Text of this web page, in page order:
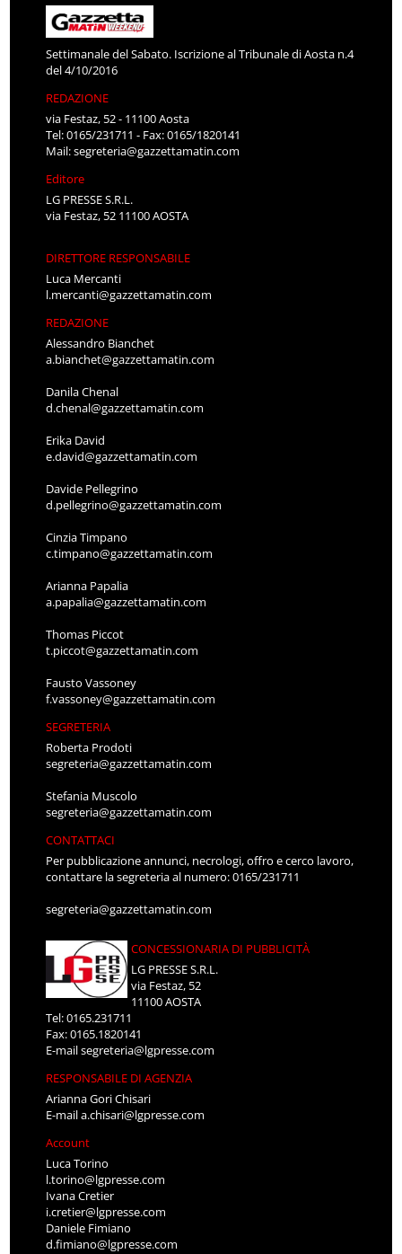
Settimanale del Sabato. Iscrizione al Tribunale di Aosta n.4
del 4/10/2016
REDAZIONE
via Festaz, 52 - 11100 Aosta
Tel: 0165/231711 - Fax: 0165/1820141
Mail:segreteria@gazzettamatin.com
Editore
LG PRESSE S.R.L.
via Festaz, 52 11100 AOSTA
DIRETTORE RESPONSABILE
Luca Mercanti
l.mercanti@gazzettamatin.com
REDAZIONE
Alessandro Bianchet
a.bianchet@gazzettamatin.com
Danila Chenal
d.chenal@gazzettamatin.com
Erika David
e.david@gazzettamatin.com
Davide Pellegrino
d.pellegrino@gazzettamatin.com
Cinzia Timpano
c.timpano@gazzettamatin.com
Arianna Papalia
a.papalia@gazzettamatin.com
Thomas Piccot
t.piccot@gazzettamatin.com
Fausto Vassoney
f.vassoney@gazzettamatin.com
SEGRETERIA
Roberta Prodoti
segreteria@gazzettamatin.com
Stefania Muscolo
segreteria@gazzettamatin.com
CONTATTACI
Per pubblicazione annunci, necrologi, offro e cerco lavoro,
contattare la segreteria al numero: 0165/231711
segreteria@gazzettamatin.com
CONCESSIONARIA DI PUBBLICITÀ
LG PRESSE S.R.L.
via Festaz, 52
11100 AOSTA
Tel: 0165.231711
Fax: 0165.1820141
E-mailsegreteria@lgpresse.com
RESPONSABILE DI AGENZIA
Arianna Gori Chisari
E-maila.chisari@lgpresse.com
Account
Luca Torino
l.torino@lgpresse.com
Ivana Cretier
i.cretier@lgpresse.com
Daniele Fimiano
d.fimiano@lgpresse.com